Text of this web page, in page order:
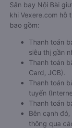
Sân bay Nội Bài
khi Vexere.com hỗ
bao gồm:
Thanh toán
siêu thị gần
Thanh toán
Card, JCB).
Thanh toán
tuyến
Thanh toán
Bên cạnh
thông qua